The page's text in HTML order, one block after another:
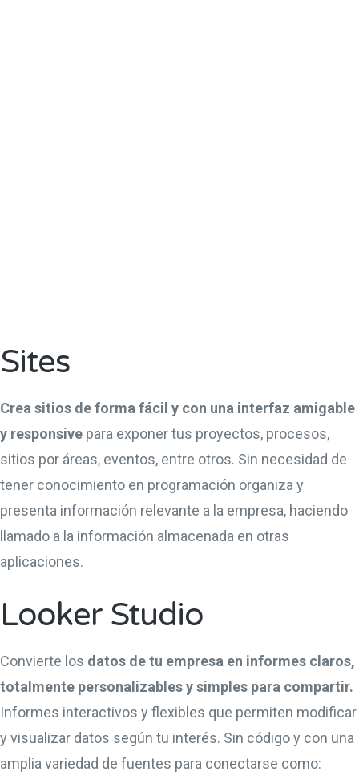
Sites
Crea sitios de forma fácil y con una interfaz amigable
y responsive para exponer tus proyectos, procesos,
sitios por áreas, eventos, entre otros. Sin necesidad de
tener conocimiento en programación organiza y
presenta información relevante a la empresa, haciendo
llamado a la información almacenada en otras
aplicaciones.
Looker Studio
Convierte los datos de tu empresa en informes claros,
totalmente personalizables y simples para compartir.
Informes interactivos y flexibles que permiten modificar
y visualizar datos según tu interés. Sin código y con una
amplia variedad de fuentes para conectarse como: